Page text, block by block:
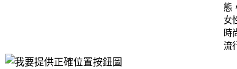
態
女
時
流